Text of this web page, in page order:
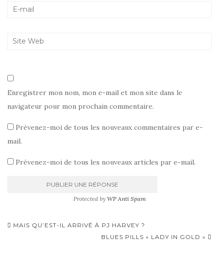
Enregistrer mon nom, mon e-mail et mon site dans le
navigateur pour mon prochain commentaire.
Prévenez-moi de tous les nouveaux commentaires par e-
mail.
Prévenez-moi de tous les nouveaux articles par e-mail.
Protected by WP Anti Spam
Pagination
MAIS QU’EST-IL ARRIVÉ À PJ HARVEY ?
BLUES PILLS « LADY IN GOLD »